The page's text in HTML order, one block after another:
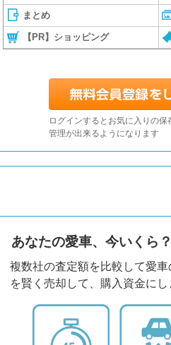
まとめ
【PR】ショッピング
ログインするとお気に入りの
管理が出来るようになります
あなたの愛車、今いくら？
複数社の査定額を比較して愛
を賢く売却して、購入資金にし